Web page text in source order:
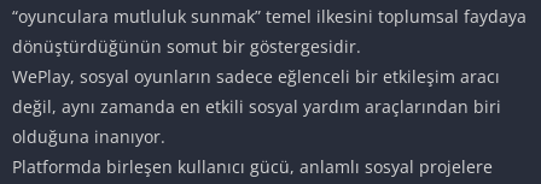
“oyunculara mutluluk sunmak” temel ilkesini toplumsal faydaya
dönüştürdüğünün somut bir göstergesidir.
WePlay, sosyal oyunların sadece eğlenceli bir etkileşim aracı
değil, aynı zamanda en etkili sosyal yardım araçlarından biri
olduğuna inanıyor.
Platformda birleşen kullanıcı gücü, anlamlı sosyal projelere